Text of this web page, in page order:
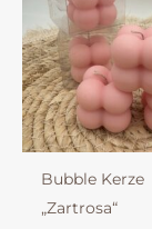
Bubble Kerze
„Zartrosa“